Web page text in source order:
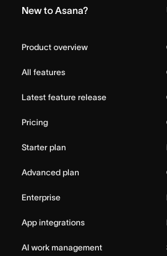
New to Asana?
Product overview
All features
Latest feature release
Pricing
Starter plan
Advanced plan
Enterprise
App integrations
AI work management